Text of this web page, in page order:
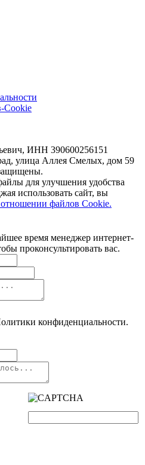
Cookie
ИНН 390600256151
улица Аллея Смелых, дом 59
для улучшения удобства
использовать сайт, вы
файлов Сookie.
время менеджер интернет-
проконсультировать вас.
конфиденциальности.